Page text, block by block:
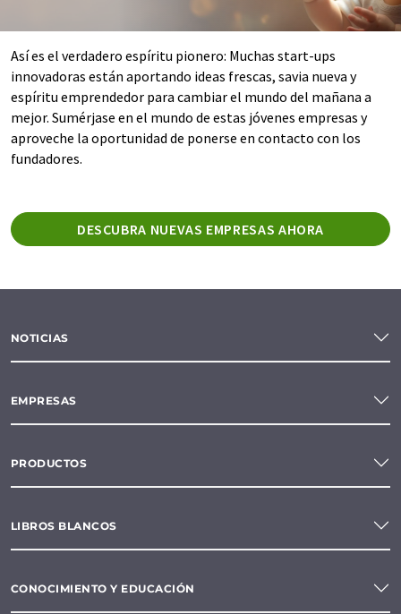
Así es el verdadero espíritu pionero: Muchas start-ups
innovadoras están aportando ideas frescas, savia nueva y
espíritu emprendedor para cambiar el mundo del mañana a
mejor. Sumérjase en el mundo de estas jóvenes empresas y
aproveche la oportunidad de ponerse en contacto con los
fundadores.
DESCUBRA NUEVAS EMPRESAS AHORA
NOTICIAS
EMPRESAS
PRODUCTOS
LIBROS BLANCOS
CONOCIMIENTO Y EDUCACIÓN